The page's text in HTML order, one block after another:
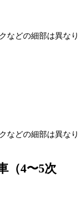
などの細部は異なり
などの細部は異なり
（4〜5次